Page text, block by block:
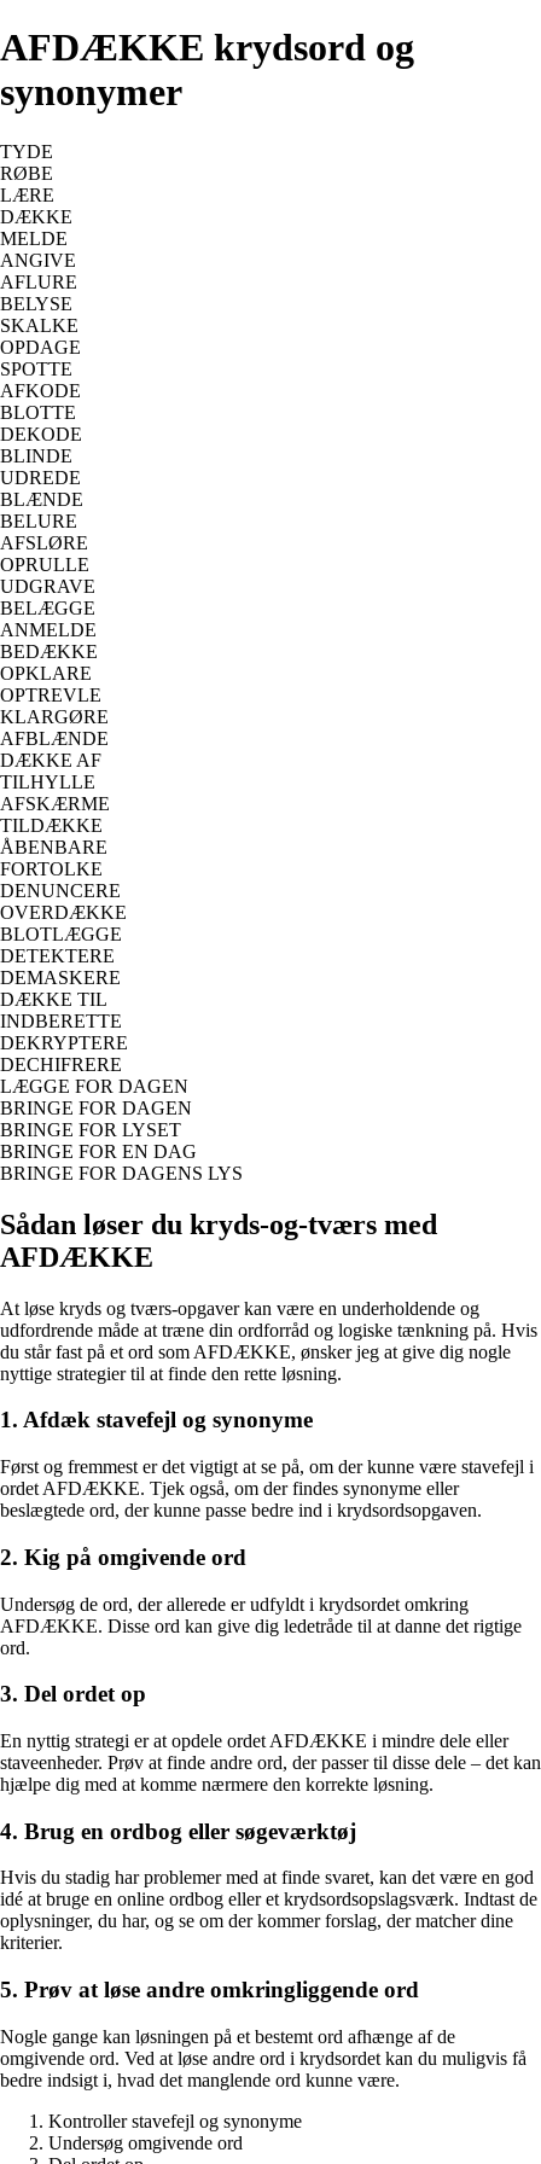
AFDÆKKE krydsord og
synonymer
TYDE
RØBE
LÆRE
DÆKKE
MELDE
ANGIVE
AFLURE
BELYSE
SKALKE
OPDAGE
SPOTTE
AFKODE
BLOTTE
DEKODE
BLINDE
UDREDE
BLÆNDE
BELURE
AFSLØRE
OPRULLE
UDGRAVE
BELÆGGE
ANMELDE
BEDÆKKE
OPKLARE
OPTREVLE
KLARGØRE
AFBLÆNDE
DÆKKE AF
TILHYLLE
AFSKÆRME
TILDÆKKE
ÅBENBARE
FORTOLKE
DENUNCERE
OVERDÆKKE
BLOTLÆGGE
DETEKTERE
DEMASKERE
DÆKKE TIL
INDBERETTE
DEKRYPTERE
DECHIFRERE
LÆGGE FOR DAGEN
BRINGE FOR DAGEN
BRINGE FOR LYSET
BRINGE FOR EN DAG
BRINGE FOR DAGENS LYS
Sådan løser du kryds-og-tværs med
AFDÆKKE
At løse kryds og tværs-opgaver kan være en underholdende og
udfordrende måde at træne din ordforråd og logiske tænkning på. Hvis
du står fast på et ord som AFDÆKKE, ønsker jeg at give dig nogle
nyttige strategier til at finde den rette løsning.
1. Afdæk stavefejl og synonyme
Først og fremmest er det vigtigt at se på, om der kunne være stavefejl i
ordet AFDÆKKE. Tjek også, om der findes synonyme eller
beslægtede ord, der kunne passe bedre ind i krydsordsopgaven.
2. Kig på omgivende ord
Undersøg de ord, der allerede er udfyldt i krydsordet omkring
AFDÆKKE. Disse ord kan give dig ledetråde til at danne det rigtige
ord.
3. Del ordet op
En nyttig strategi er at opdele ordet AFDÆKKE i mindre dele eller
staveenheder. Prøv at finde andre ord, der passer til disse dele – det kan
hjælpe dig med at komme nærmere den korrekte løsning.
4. Brug en ordbog eller søgeværktøj
Hvis du stadig har problemer med at finde svaret, kan det være en god
idé at bruge en online ordbog eller et krydsordsopslagsværk. Indtast de
oplysninger, du har, og se om der kommer forslag, der matcher dine
kriterier.
5. Prøv at løse andre omkringliggende ord
Nogle gange kan løsningen på et bestemt ord afhænge af de
omgivende ord. Ved at løse andre ord i krydsordet kan du muligvis få
bedre indsigt i, hvad det manglende ord kunne være.
Kontroller stavefejl og synonyme
Undersøg omgivende ord